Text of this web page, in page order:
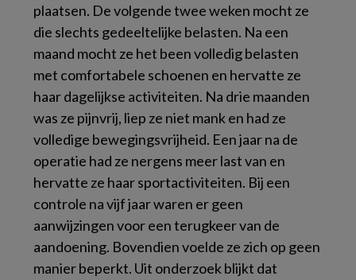
plaatsen. De volgende twee weken mocht ze
die slechts gedeeltelijke belasten. Na een
maand mocht ze het been volledig belasten
met comfortabele schoenen en hervatte ze
haar dagelijkse activiteiten. Na drie maanden
was ze pijnvrij, liep ze niet mank en had ze
volledige bewegingsvrijheid. Een jaar na de
operatie had ze nergens meer last van en
hervatte ze haar sportactiviteiten. Bij een
controle na vijf jaar waren er geen
aanwijzingen voor een terugkeer van de
aandoening. Bovendien voelde ze zich op geen
manier beperkt. Uit onderzoek blijkt dat